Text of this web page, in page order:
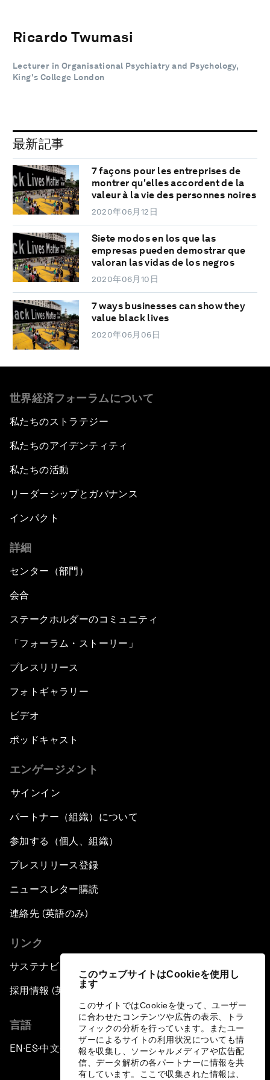
このウェブサイトはCookieを使用し
ます
このサイトではCookieを使って、ユーザー
に合わせたコンテンツや広告の表示、トラ
フィックの分析を行っています。またユー
ザーによるサイトの利用状況についても情
報を収集し、ソーシャルメディアや広告配
信、データ解析の各パートナーに情報を共
有しています。ここで収集された情報は、
Ricardo Twumasi
Lecturer in Organisational Psychiatry and Psychology,
King's College London
最新記事
7 façons pour les entreprises de
montrer qu'elles accordent de la
valeur à la vie des personnes noires
2020年06月12日
Siete modos en los que las
empresas pueden demostrar que
valoran las vidas de los negros
2020年06月10日
7 ways businesses can show they
value black lives
2020年06月06日
世界経済フォーラムについて
私たちのストラテジー
私たちのアイデンティティ
私たちの活動
リーダーシップとガバナンス
インパクト
詳細
センター（部門）
会合
ステークホルダーのコミュニティ
「フォーラム・ストーリー」
プレスリリース
フォトギャラリー
ビデオ
ポッドキャスト
エンゲージメント
サインイン
パートナー（組織）について
参加する（個人、組織）
プレスリリース登録
ニュースレター購読
連絡先 (英語のみ)
リンク
サステナビリティへの取り組み
採用情報 (英語のみ)
言語
EN ▪ES▪中文▪ 日本語